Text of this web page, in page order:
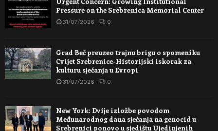
Pressure on the Srebrenica Memorial Center
31/07/2026 0
Grad Beč preuzeo trajnu brigu o spomeniku
Cvijet Srebrenice-Historijski iskorak za
kulturu sjećanja u Evropi
31/07/2026 0
New York: Dvije izložbe povodom
Međunarodnog dana sjećanja na genocid u
Srebrenici ponovo u sjedištu Ujedinjenih